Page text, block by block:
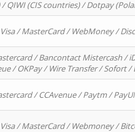
QIWI (CIS countries) / Dotpay
/ MasterCard / WebMoney /
/ Bancontact Mistercash /
/ OKPay / Wire Transfer / Sofort
/ CCAvenue / Paytm /
/ MasterCard / Webmoney /